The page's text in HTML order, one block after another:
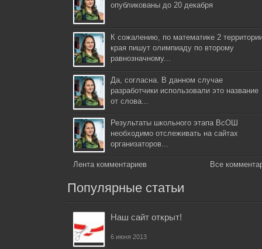
опубликованы до 20 декабря
К сожалению, по математике 2
края пишут олимпиаду по второму
равнозначному...
Да, согласна. В данном случае
разработчики использовали это название
от слова...
Результаты школьного этапа ВсОШ
необходимо отслеживать на сайтах
организаторов...
Лента комментариев Все
Популярные статьи
Наш сайт открыт!
6 июня 2013